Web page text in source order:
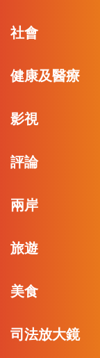
社會
健康及醫療
影視
評論
兩岸
旅遊
美食
司法放大鏡